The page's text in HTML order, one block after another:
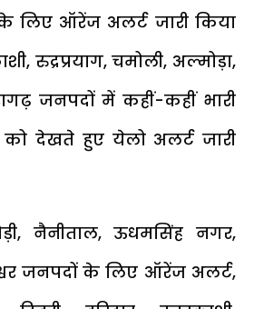
लिए ऑरेंज अलर्ट जारी किया
रुद्रप्रयाग, चमोली, अल्मोड़ा,
जनपदों में कहीं-कहीं भारी
को देखते हुए येलो अलर्ट जारी
नैनीताल, ऊधमसिंह नगर,
जनपदों के लिए ऑरेंज अलर्ट,